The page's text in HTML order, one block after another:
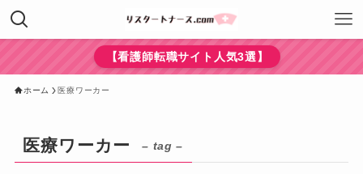
【看護師転職サイト人気3選】
ホーム 医療ワーカー
医療ワーカー – tag –